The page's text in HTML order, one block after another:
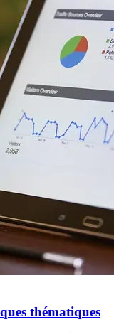
thématiques